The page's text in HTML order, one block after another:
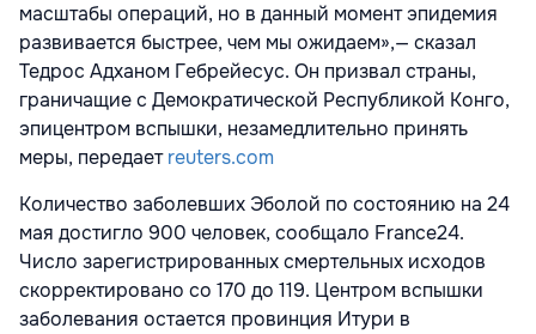
масштабы операций, но в данный момент эпидемия
развивается быстрее, чем мы ожидаем»,— сказал
Тедрос Адханом Гебрейесус. Он призвал страны,
граничащие с Демократической Республикой Конго,
эпицентром вспышки, незамедлительно принять
меры, передаетreuters.com
Количество заболевших Эболой по состоянию на 24
мая достигло 900 человек, сообщало France24.
Число зарегистрированных смертельных исходов
скорректировано со 170 до 119. Центром вспышки
заболевания остается провинция Итури в